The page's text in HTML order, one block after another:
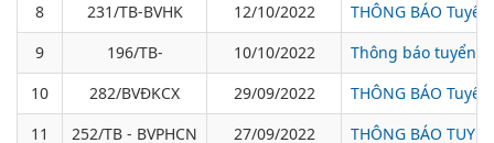
8 231/TB-BVHK 12/10/2022
THÔNG BÁO
9
196/TB- 10/10/2022
Thông báo tuyển
10
282/BVĐKCX 29/09/2022
THÔNG BÁO
11
252/TB - BVPHCN 27/09/2022
THÔNG BÁO